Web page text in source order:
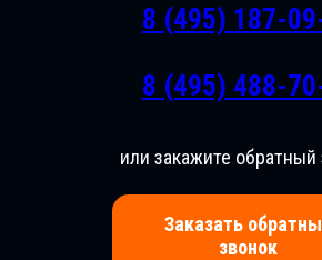
8 (495) 187-
8 (495) 488-
или закажите обратный
Заказать
звонок